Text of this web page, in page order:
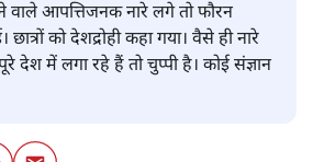
आपत्तिजनक नारे लगे तो फौरन
को देशद्रोही कहा गया। वैसे ही नारे
देश में लगा रहे हैं तो चुप्पी है। कोई संज्ञान